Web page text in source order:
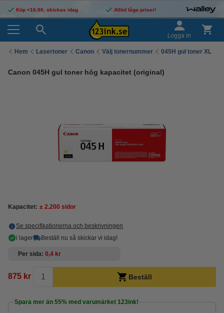
Köp <16:00, skickas idag Alltid låga priser!
Logga in
Hem Lasertoner Canon Välj tonernummer 045H gul toner XL
Canon 045H gul toner hög kapacitet (original)
Kapacitet: ± 2.200 sidor
Se specifikationerna och beskrivningen
i lager
Beställ nu så skickar vi idag!
Per sida 0,4 kr
875 kr Beställ
Spara mer än 55% med varumärket 123ink!